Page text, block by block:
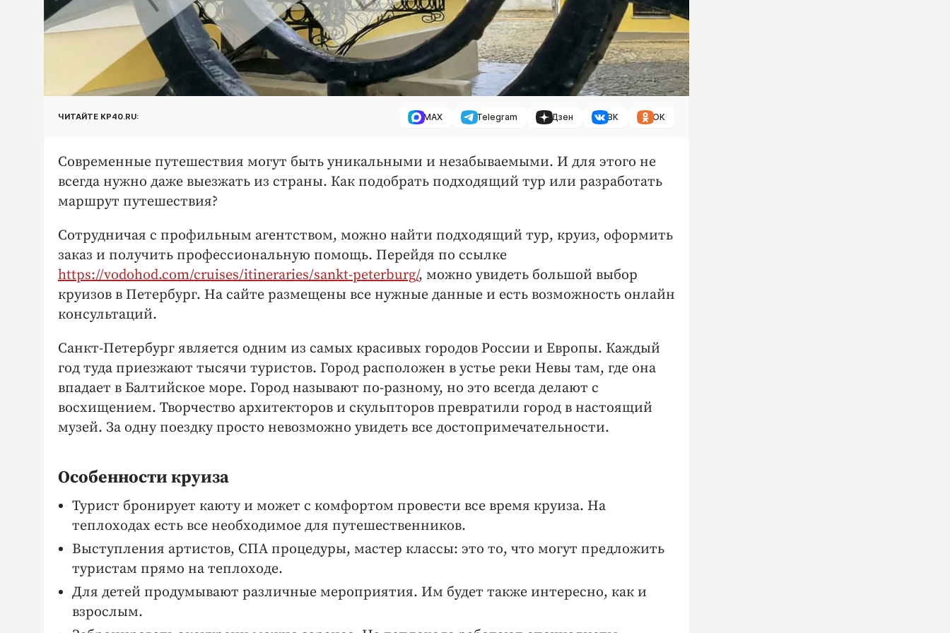
ЧИТАЙТЕ KP40.RU: MAX Telegram Дзен ВК ОК
Современные путешествия могут быть уникальными и незабываемыми. И для этого не
всегда нужно даже выезжать из страны. Как подобрать подходящий тур или разработать
маршрут путешествия?
Сотрудничая с профильным агентством, можно найти подходящий тур, круиз, оформить
заказ и получить профессиональную помощь. Перейдя по ссылке
https://vodohod.com/cruises/itineraries/sankt-peterburg/, можно увидеть большой выбор
круизов в Петербург. На сайте размещены все нужные данные и есть возможность онлайн
консультаций.
Санкт-Петербург является одним из самых красивых городов России и Европы. Каждый
год туда приезжают тысячи туристов. Город расположен в устье реки Невы там, где она
впадает в Балтийское море. Город называют по-разному, но это всегда делают с
восхищением. Творчество архитекторов и скульпторов превратили город в настоящий
музей. За одну поездку просто невозможно увидеть все достопримечательности.
Особенности круиза
Турист бронирует каюту и может с комфортом провести все время круиза. На
теплоходах есть все необходимое для путешественников.
Выступления артистов, СПА процедуры, мастер классы: это то, что могут предложить
туристам прямо на теплоходе.
Для детей продумывают различные мероприятия. Им будет также интересно, как и
взрослым.